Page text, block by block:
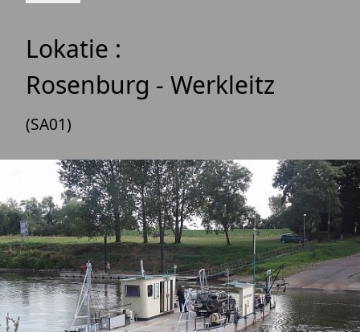
Lokatie :
Rosenburg - Werkleitz
(SA01)